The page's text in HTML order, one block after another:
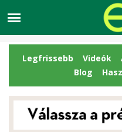
Legfrissebb Videók
Blog